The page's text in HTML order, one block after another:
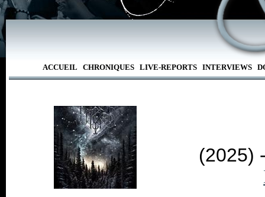
ACCUEIL CHRONIQUES LIVE-REPORTS INTERVIEWS
(2025)